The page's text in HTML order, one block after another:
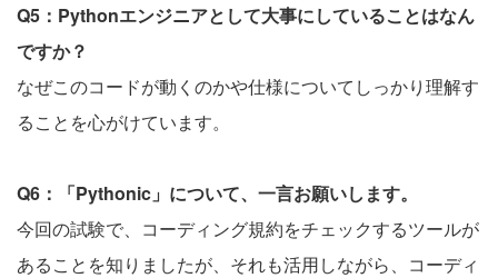
Q5：Pythonエンジニアとして大事にしていることはなん
ですか？
なぜこのコードが動くのかや仕様についてしっかり理解す
ることを心がけています。
Q6：「Pythonic」について、一言お願いします。
今回の試験で、コーディング規約をチェックするツールが
あることを知りましたが、それも活用しながら、コーディ